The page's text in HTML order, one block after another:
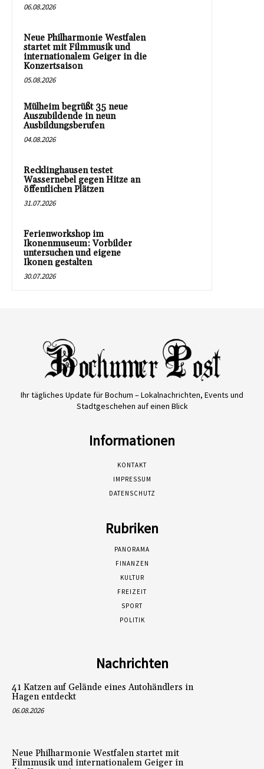
06.08.2026
Neue Philharmonie Westfalen
startet mit Filmmusik und
internationalem Geiger in die
Konzertsaison
05.08.2026
Mülheim begrüßt 35 neue
Auszubildende in neun
Ausbildungsberufen
04.08.2026
Recklinghausen testet
Wassernebel gegen Hitze an
öffentlichen Plätzen
31.07.2026
Ferienworkshop im
Ikonenmuseum: Vorbilder
untersuchen und eigene
Ikonen gestalten
30.07.2026
Ihr tägliches Update für Bochum – Lokalnachrichten, Events und
Stadtgeschehen auf einen Blick
Informationen
KONTAKT
IMPRESSUM
DATENSCHUTZ
Rubriken
PANORAMA
FINANZEN
KULTUR
FREIZEIT
SPORT
POLITIK
Nachrichten
41 Katzen auf Gelände eines Autohändlers in
Hagen entdeckt
06.08.2026
Neue Philharmonie Westfalen startet mit
Filmmusik und internationalem Geiger in